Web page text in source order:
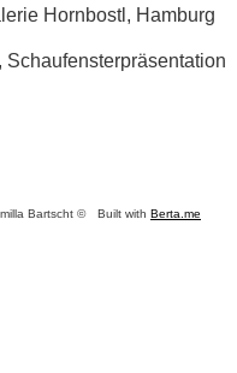
Hornbostl, Hamburg
Built with Berta.me
Bartscht ©